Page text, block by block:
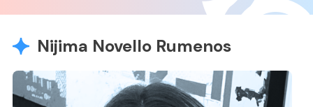
Nijima Novello Rumenos